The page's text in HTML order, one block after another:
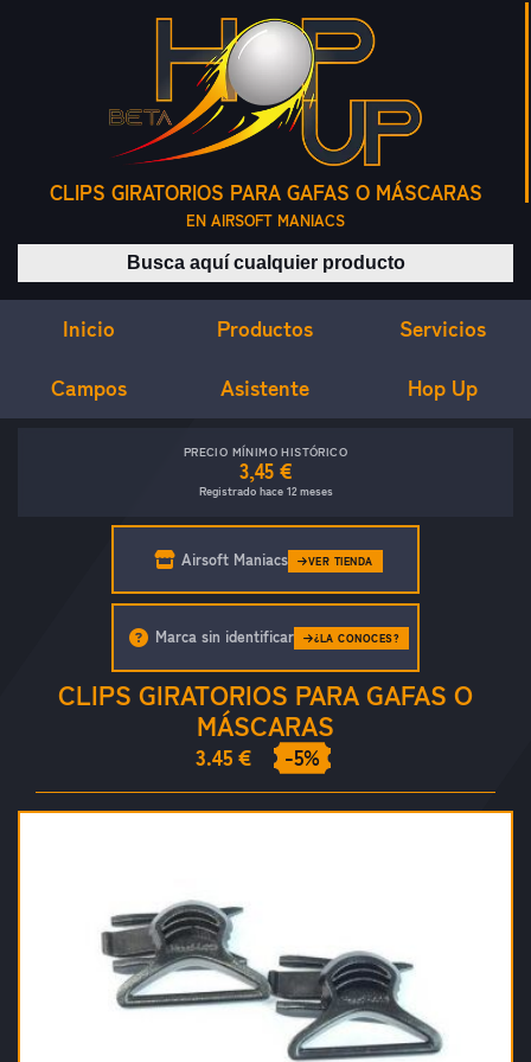
CLIPS GIRATORIOS PARA GAFAS O MÁSCARAS
EN AIRSOFT MANIACS
Buscar productos
Inicio Productos Servicios
Campos Asistente Hop Up
PRECIO MÍNIMO HISTÓRICO
3,45 €
Registrado hace 12 meses
Airsoft Maniacs VER TIENDA
CLIPS GIRATORIOS PARA GAFAS O
MÁSCARAS
3.45 € -5%
Marca sin identificar ¿LA CONOCES?